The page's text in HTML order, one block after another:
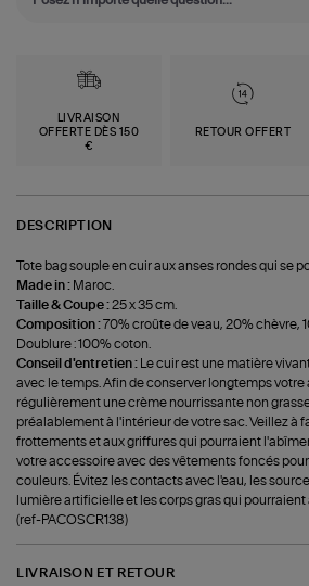
LIVRAISON
OFFERTE DÈS 150
€
RETOUR OFFERT
DESCRIPTION
Tote bag souple en cuir aux anses rondes qui se
Made in : Maroc.
Taille & Coupe :25 x 35 cm.
Composition :70% croûte de veau, 20% chèvre,
Doublure : 100% coton.
Conseil d'entretien :
Le cuir est une matière
avec le temps. Afin de conserver longtemps
régulièrement une crème nourrissante non
préalablement à l'intérieur de votre sac. Veillez à
frottements et aux griffures qui pourraient
votre accessoire avec des vêtements foncés
couleurs. Évitez les contacts avec l'eau, les
lumière artificielle et les corps gras qui pourraient
(ref-PACOSCR138)
LIVRAISON ET RETOUR